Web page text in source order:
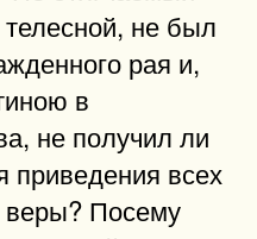
не был
рая и,
в
не получил ли
приведения всех
веры? Посему